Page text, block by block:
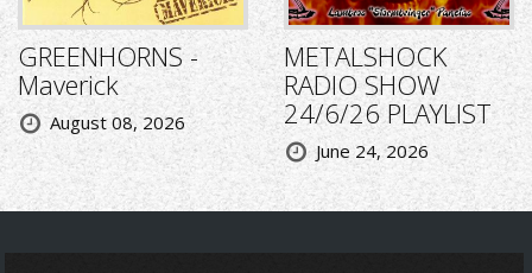
GREENHORNS -
Maverick
August 08, 2026
METALSHOCK
RADIO SHOW
24/6/26 PLAYLIST
June 24, 2026